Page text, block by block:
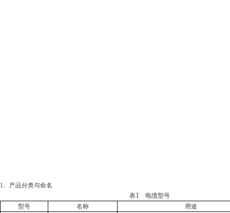
1、产品分类与命名
表1
电缆型号
型号
名称
用途